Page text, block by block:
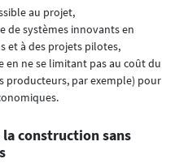
au projet,
de systèmes innovants en
et à des projets pilotes,
en ne se limitant pas au coût du
producteurs, par exemple) pour
la construction sans